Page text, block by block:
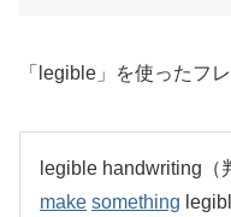
「legible」を使ったフ
legible handwriting（
make something